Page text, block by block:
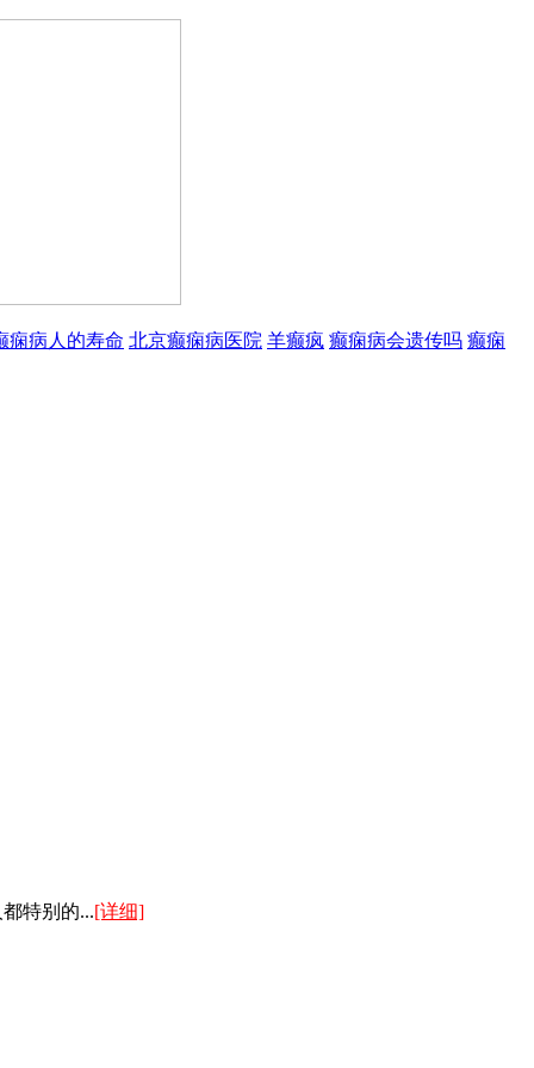
痫病人的寿命 北京癫痫病医院 羊癫疯 癫痫病会遗传吗 癫痫
特别的...[详细]